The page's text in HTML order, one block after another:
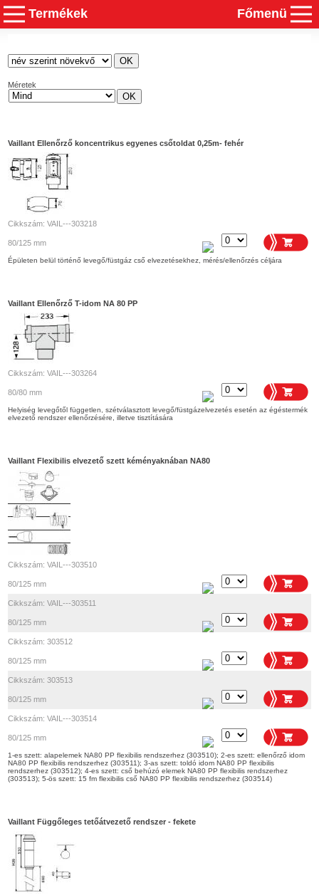
Termékek Főmenü
Méretek
Vaillant Ellenőrző koncentrikus egyenes csőtoldat 0,25m- fehér
Cikkszám: VAIL---303218
80/125 mm
Épületen belül történő levegő/füstgáz cső elvezetésekhez, mérés/ellenőrzés céljára
Vaillant Ellenőrző T-idom NA 80 PP
Cikkszám: VAIL---303264
80/80 mm
Helyiség levegőtől független, szétválasztott levegő/füstgázelvezetés esetén az égéstermék
elvezető rendszer ellenőrzésére, illetve tisztítására
Vaillant Flexibilis elvezető szett kéményaknában NA80
Cikkszám: VAIL---303510
80/125 mm
Cikkszám: VAIL---303511
80/125 mm
Cikkszám: 303512
80/125 mm
Cikkszám: 303513
80/125 mm
Cikkszám: VAIL---303514
80/125 mm
1-es szett: alapelemek NA80 PP flexibilis rendszerhez (303510); 2-es szett: ellenőrző idom
NA80 PP flexibilis rendszerhez (303511); 3-as szett: toldó idom NA80 PP flexibilis
rendszerhez (303512); 4-es szett: cső behúzó elemek NA80 PP flexibilis rendszerhez
(303513); 5-ös szett: 15 fm flexibilis cső NA80 PP flexibilis rendszerhez (303514)
Vaillant Függőleges tetőátvezető rendszer - fekete